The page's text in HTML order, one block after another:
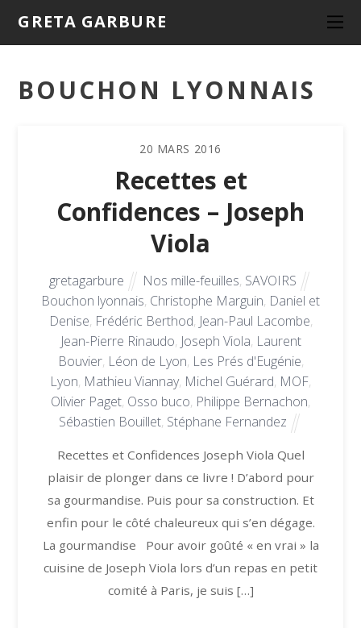
GRETA GARBURE
BOUCHON LYONNAIS
20 MARS 2016
Recettes et
Confidences – Joseph
Viola
gretagarbure Nos mille-feuilles, SAVOIRS
Bouchon lyonnais, Christophe Marguin, Daniel et
Denise, Frédéric Berthod, Jean-Paul Lacombe,
Jean-Pierre Rinaudo, Joseph Viola, Laurent
Bouvier, Léon de Lyon, Les Prés d'Eugénie,
Lyon, Mathieu Viannay, Michel Guérard, MOF,
Olivier Paget, Osso buco, Philippe Bernachon,
Sébastien Bouillet, Stéphane Fernandez
Recettes et Confidences Joseph Viola Quel
plaisir de plonger dans ce livre ! D’abord pour
sa gourmandise. Puis pour sa construction. Et
enfin pour le côté chaleureux qui s’en dégage.
La gourmandise Pour avoir goûté « en vrai » la
cuisine de Joseph Viola lors d’un repas en petit
comité à Paris, je suis […]